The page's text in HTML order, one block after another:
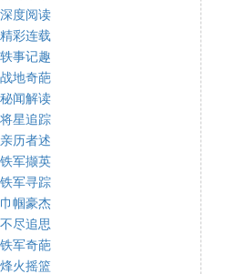
深度阅读
精彩连载
轶事记趣
战地奇葩
秘闻解读
将星追踪
亲历者述
铁军撷英
铁军寻踪
巾帼豪杰
不尽追思
铁军奇葩
烽火摇篮